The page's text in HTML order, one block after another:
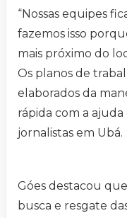
“Nossas equipes
fazemos isso
mais próximo do
Os planos de
elaborados da
rápida com a ajuda
jornalistas em Ubá.
Góes destacou
busca e resgate